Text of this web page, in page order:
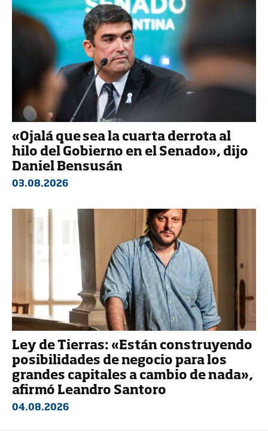
«Ojalá que sea la cuarta derrota al
hilo del Gobierno en el Senado», dijo
Daniel Bensusán
03.08.2026
Ley de Tierras: «Están construyendo
posibilidades de negocio para los
grandes capitales a cambio de nada»,
afirmó Leandro Santoro
04.08.2026